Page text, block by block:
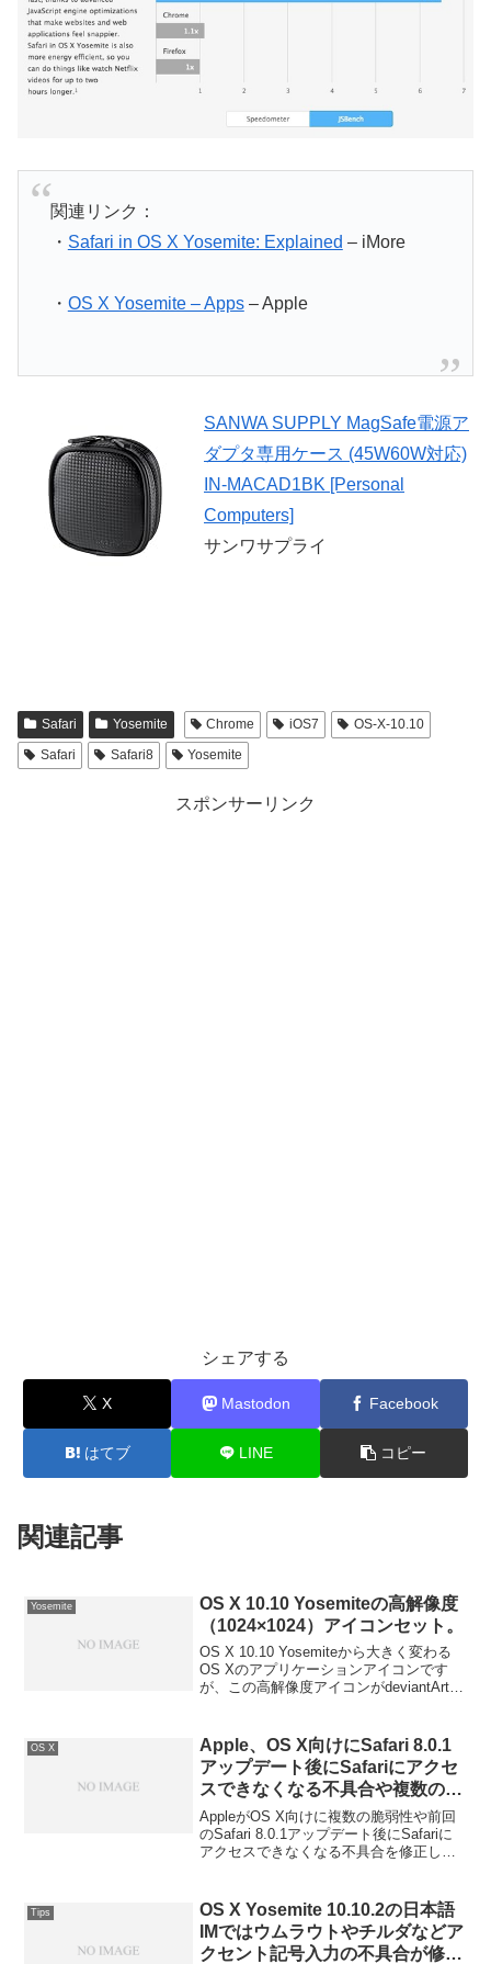
関連リンク：
・ Safari in OS X Yosemite: Explained – iMore
・ OS X Yosemite – Apps– Apple
SANWA SUPPLY MagSafe電源ア
ダプタ専用ケース (45W60W対応)
IN-MACAD1BK [Personal
Computers]
サンワサプライ
Safari Yosemite Chrome iOS7
OS-X-10.10
Safari
Safari8 Yosemite
スポンサーリンク
シェアする
X Mastodon Facebook
はてブ LINE コピー
関連記事
Yosemite
OS X 10.10 Yosemiteの高解像度
（1024×1024）アイコンセット。
OS X 10.10 Yosemiteから大きく変わる
OS Xのアプリケーションアイコンです
が、この高解像度アイコンがdeviantArtに
OS X
Apple、OS X向けにSafari 8.0.1
アップデート後にSafariにアクセ
スできなくなる不具合や複数の脆
弱性を修正した「Safari 8.0.2」を
リリース。
AppleがOS X向けに複数の脆弱性や前回
のSafari 8.0.1アップデート後にSafariに
アクセスできなくなる不具合を修正した
Tips
OS X Yosemite 10.10.2の日本語
IMではウムラウトやチルダなどア
クセント記号入力の不具合が修正